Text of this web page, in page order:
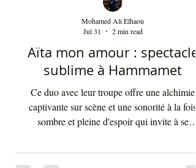
Aïta mon amour : spectacle
sublime à Hammamet
Ce duo avec leur troupe offre une alchimie
Mohamed Ali Elhaou
Jul 31
2 min read